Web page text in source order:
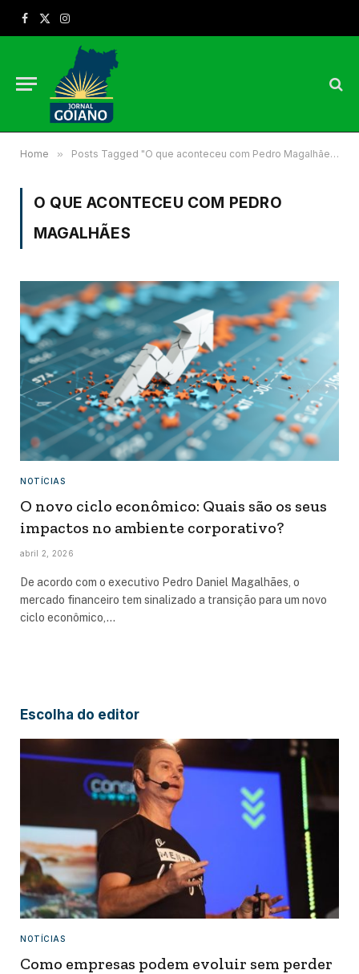
Facebook
X
Instagram
Home » Posts Tagged "O que aconteceu com Pedro Magalhães"
O QUE ACONTECEU COM PEDRO
MAGALHÃES
NOTÍCIAS
O novo ciclo econômico: Quais são os seus
impactos no ambiente corporativo?
abril 2, 2026
De acordo com o executivo Pedro Daniel Magalhães, o
mercado financeiro tem sinalizado a transição para um novo
ciclo econômico,…
Escolha do editor
NOTÍCIAS
Como empresas podem evoluir sem perder